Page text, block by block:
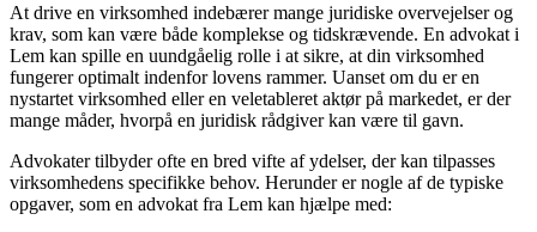
At drive en virksomhed indebærer mange juridiske overvejelser og
krav, som kan være både komplekse og tidskrævende. En advokat i
Lem kan spille en uundgåelig rolle i at sikre, at din virksomhed
fungerer optimalt indenfor lovens rammer. Uanset om du er en
nystartet virksomhed eller en veletableret aktør på markedet, er der
mange måder, hvorpå en juridisk rådgiver kan være til gavn.
Advokater tilbyder ofte en bred vifte af ydelser, der kan tilpasses
virksomhedens specifikke behov. Herunder er nogle af de typiske
opgaver, som en advokat fra Lem kan hjælpe med: